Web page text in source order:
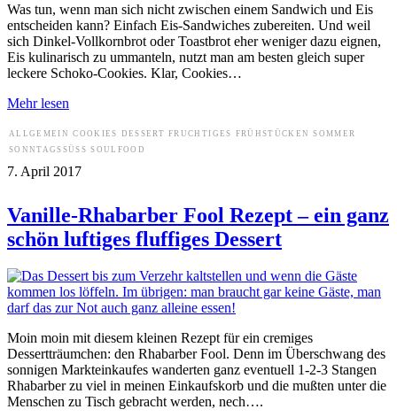
Was tun, wenn man sich nicht zwischen einem Sandwich und Eis
entscheiden kann? Einfach Eis-Sandwiches zubereiten. Und weil
sich Dinkel-Vollkornbrot oder Toastbrot eher weniger dazu eignen,
Eis kulinarisch zu ummanteln, nutzt man am besten gleich super
leckere Schoko-Cookies. Klar, Cookies…
Mehr lesen
ALLGEMEIN COOKIES DESSERT FRUCHTIGES FRÜHSTÜCKEN
SOMMER
SONNTAGSSÜSS
SOULFOOD
7. April 2017
Vanille-Rhabarber Fool Rezept – ein ganz
schön luftiges fluffiges Dessert
Moin moin mit diesem kleinen Rezept für ein cremiges
Dessertträumchen: den Rhabarber Fool. Denn im Überschwang des
sonnigen Markteinkaufes wanderten ganz eventuell 1-2-3 Stangen
Rhabarber zu viel in meinen Einkaufskorb und die mußten unter die
Menschen zu Tisch gebracht werden, nech….